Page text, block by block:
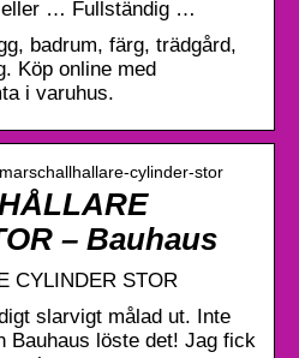
eller … Fullständig …
badrum, färg, trädgård,
Köp online med
i varuhus.
cylinder-stor
– Bauhaus
CYLINDER STOR
slarvigt målad ut. Inte
Bauhaus löste det! Jag fick